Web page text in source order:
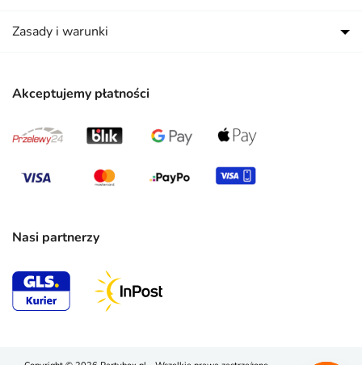
Akceptujemy płatności
Nasi partnerzy
Zasady i warunki